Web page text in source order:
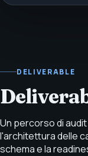
DELIVERABLE
Un percorso di
l'architettura delle
schema e la